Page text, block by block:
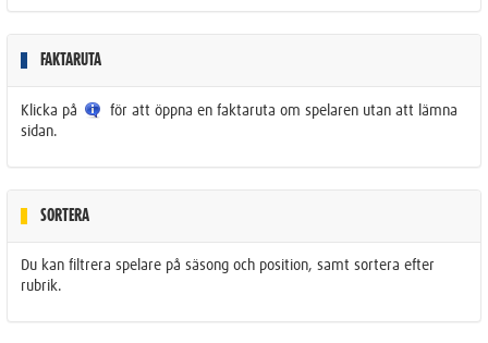
FAKTARUTA
Klicka på
för att öppna en faktaruta om spelaren utan att lämna
sidan.
SORTERA
Du kan filtrera spelare på säsong och position, samt sortera efter
rubrik.